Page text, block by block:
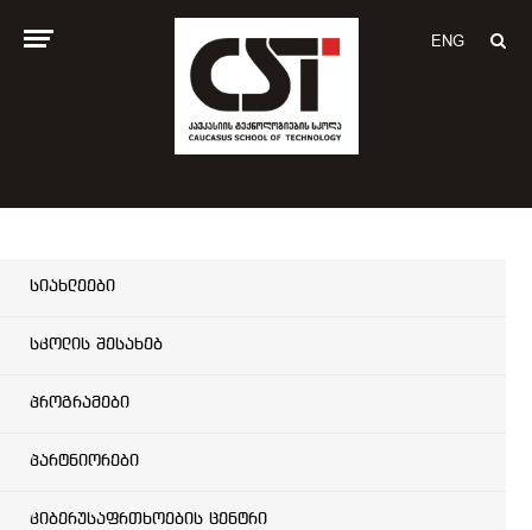
ENG
სიახლეები
სკოლის შესახებ
პროგრამები
პარტნიორები
კიბერუსაფრთხოების ცენტრი